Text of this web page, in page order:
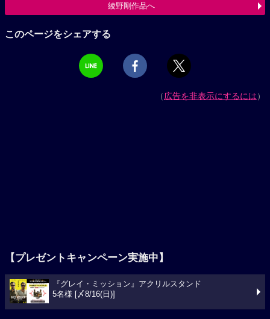
綾野剛作品へ
このページをシェアする
（広告を非表示にするには）
【プレゼントキャンペーン実施中】
『グレイ・ミッション』アクリルスタンド
5名様 [〆8/16(日)]